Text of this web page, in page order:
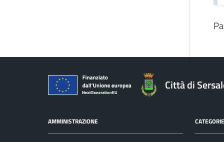
Città di
AMMINISTRAZIONE